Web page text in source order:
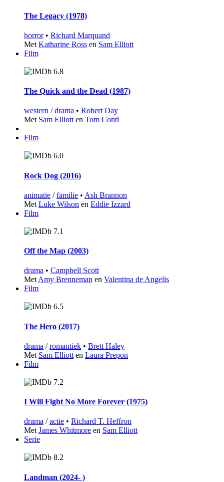
The Legacy (1978)
horror• Richard Marquand
Met Katharine Ross en Sam Elliott
Film
6.8
The Quick and the Dead (1987)
western /drama • Robert Day
Met Sam Elliott en Tom Conti
Film
6.0
Rock Dog (2016)
animatie /familie • Ash Brannon
Met Luke Wilson en Eddie Izzard
Film
7.1
Off the Map (2003)
drama • Campbell Scott
MetAmy Brenneman en Valentina de Angelis
Film
6.5
The Hero (2017)
drama /romantiek • Brett Haley
Met Sam Elliott en Laura Prepon
Film
7.2
I Will Fight No More Forever (1975)
drama /actie • Richard T. Heffron
MetJames Whitmore en Sam Elliott
Serie
8.2
Landman (2024‑ )